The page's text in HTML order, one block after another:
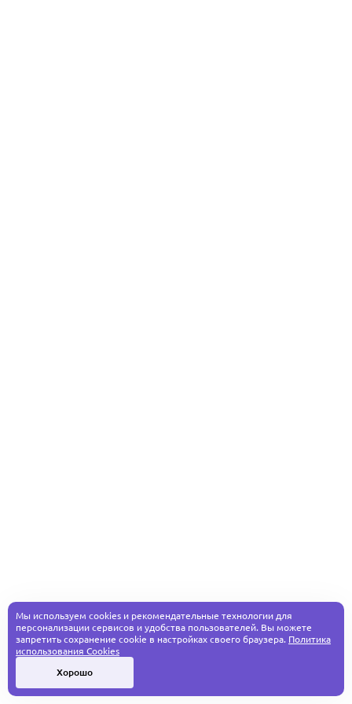
Мы используем cookies и рекомендательные технологии для
персонализации сервисов и удобства пользователей. Вы можете
запретить сохранение cookie в настройках своего браузера. Политика
использования Cookies
Хорошо